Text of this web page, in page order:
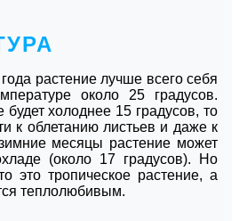
растение лучше всего себя
около 25 градусов.
холоднее 15 градусов, то
к облетанию листьев и даже к
месяцы растение может
(около 17 градусов). Но
это тропическое растение, а
теплолюбивым.